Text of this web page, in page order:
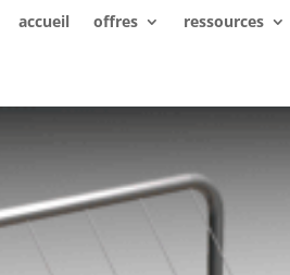
accueil offres ressources